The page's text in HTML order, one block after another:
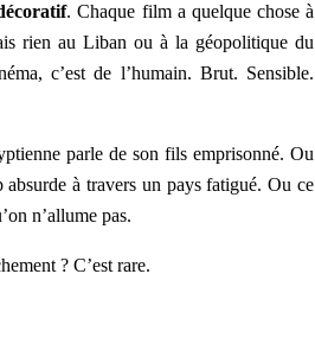
. Chaque film a quelque chose à
rien au Liban ou à la géopolitique du
c’est de l’humain. Brut. Sensible.
parle de son fils emprisonné. Ou
à travers un pays fatigué. Ou ce
n’allume pas.
? C’est rare.